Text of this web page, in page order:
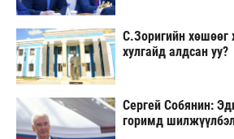
С.Зоригийн хөшөөг
хулгайд алдсан уу?
Сергей Собянин:
горимд